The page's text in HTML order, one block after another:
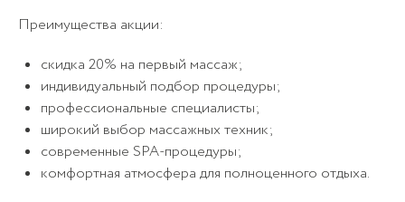
Преимущества акции:
скидка 20% на первый массаж;
индивидуальный подбор процедуры;
профессиональные специалисты;
широкий выбор массажных техник;
современные SPA-процедуры;
комфортная атмосфера для полноценного отдыха.
Отправить
Отмечая, вы даете согласие
наобработку персональных данных
Отправить
Отмечая, вы даете согласие
наобработку персональных данных
Отправить
Отправить
Отправить
Отмечая, вы даёте согласие